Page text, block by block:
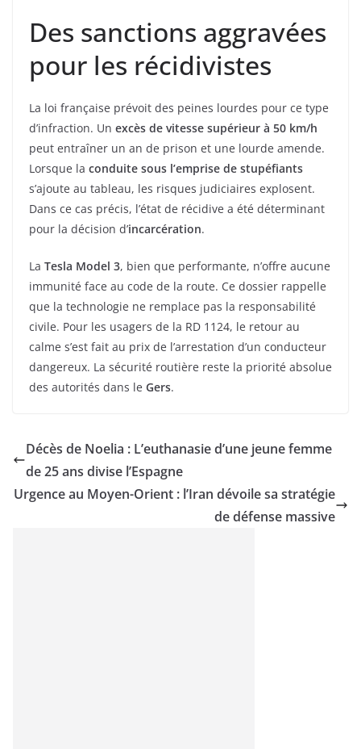
Des sanctions aggravées
pour les récidivistes
La loi française prévoit des peines lourdes pour ce type
d’infraction. Un excès de vitesse supérieur à 50 km/h
peut entraîner un an de prison et une lourde amende.
Lorsque la conduite sous l’emprise de stupéfiants
s’ajoute au tableau, les risques judiciaires explosent.
Dans ce cas précis, l’état de récidive a été déterminant
pour la décision d’incarcération.
La Tesla Model 3, bien que performante, n’offre aucune
immunité face au code de la route. Ce dossier rappelle
que la technologie ne remplace pas la responsabilité
civile. Pour les usagers de la RD 1124, le retour au
calme s’est fait au prix de l’arrestation d’un conducteur
dangereux. La sécurité routière reste la priorité absolue
des autorités dans le Gers.
Décès de Noelia : L’euthanasie d’une jeune femme
de 25 ans divise l’Espagne
Urgence au Moyen-Orient : l’Iran dévoile sa stratégie
de défense massive